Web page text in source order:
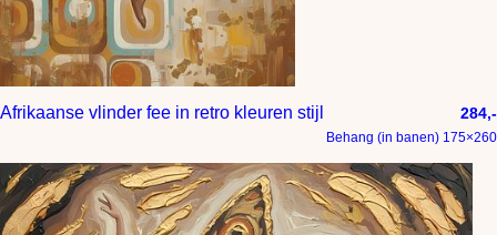
Afrikaanse vlinder fee in retro kleuren stijl 284,-
Behang (in banen) 175×260